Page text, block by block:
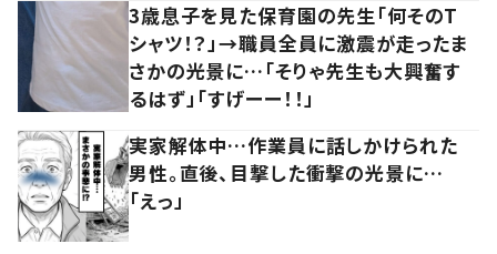
3歳息子を見た保育園の先生「何そのT
シャツ！？」→職員全員に激震が走ったま
さかの光景に…「そりゃ先生も大興奮す
るはず」「すげーー！！」
実家解体中…作業員に話しかけられた
男性。直後、目撃した衝撃の光景に…
「えっ」